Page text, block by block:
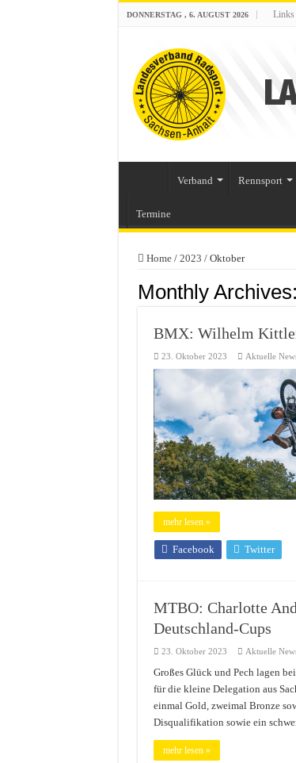
DONNERSTAG , 6. AUGUST 2026 Links
Verband Rennsport
Termine
Home / 2023 / Oktober
Monthly Archives:
BMX: Wilhelm
23. Oktober 2023 Aktuelle
mehr lesen »
Facebook Twitter
MTBO: Charlotte
Deutschland-Cups
23. Oktober 2023 Aktuelle
Großes Glück und Pech lagen
für die kleine Delegation aus
einmal Gold, zweimal Bronze
Disqualifikation sowie ein
mehr lesen »